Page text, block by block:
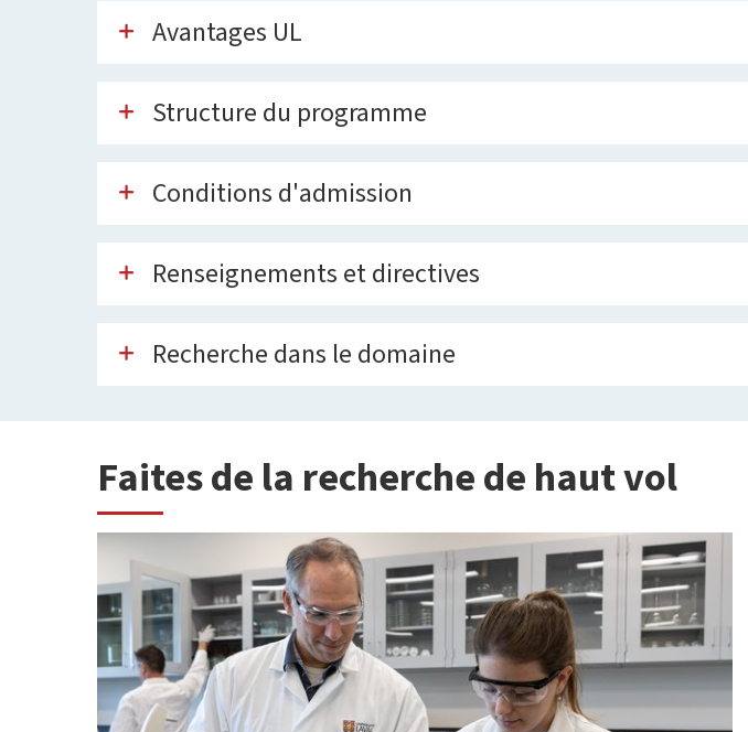
Avantages UL
Structure du programme
Conditions d'admission
Renseignements et directives
Recherche dans le domaine
Faites de la recherche de haut vol